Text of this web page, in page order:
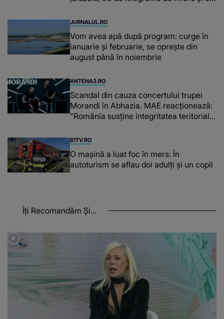
JURNALUL.RO
Vom avea apă după program: curge în
ianuarie și februarie, se oprește din
august până în noiembrie
ANTENA3.RO
Scandal din cauza concertului trupei
Morandi în Abhazia. MAE reacționează:
"România susține integritatea teritorială
B1TV.RO
O maşină a luat foc în mers: În
autoturism se aflau doi adulți și un copil
Îți Recomandăm Și...